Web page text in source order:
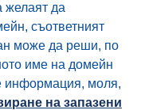
желаят да
съответният
може да реши, по
име на домейн
информация, моля,
на запазени